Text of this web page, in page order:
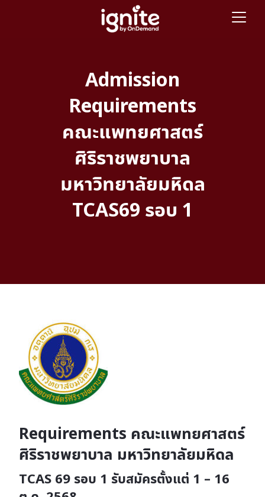
Admission
Requirements
คณะแพทยศาสตร์
ศิริราชพยาบาล
มหาวิทยาลัยมหิดล
TCAS69 รอบ 1
Requirements คณะแพทยศาสตร์
ศิริราชพยาบาล มหาวิทยาลัยมหิดล
TCAS 69 รอบ 1 รับสมัครตั้งแต่ 1 – 16